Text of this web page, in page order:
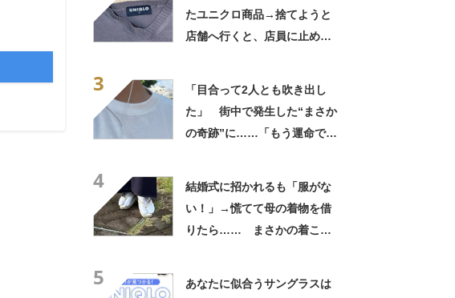
たユニクロ商品→捨てようと
店舗へ行くと、店員に止めら
3
「目合って2人とも吹き出し
た」 街中で発生した“まさか
の奇跡”に……「もう運命でし
4
結婚式に招かれるも「服がな
い！」→慌てて母の着物を借
りたら…… まさかの着こな
5
あなたに似合うサングラスは